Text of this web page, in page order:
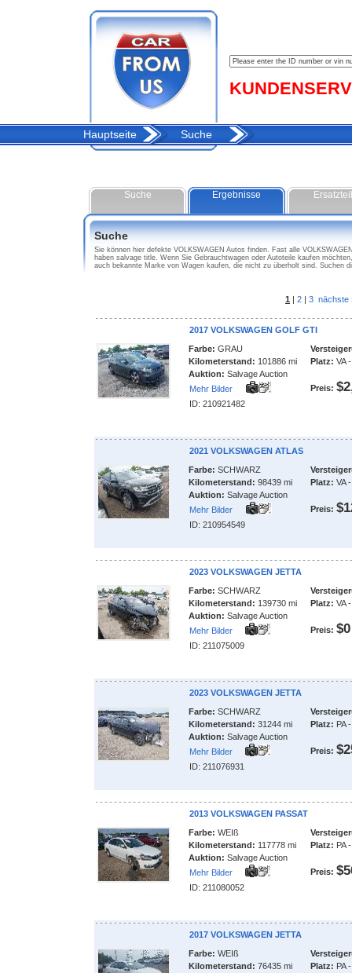
Hauptseite Suche
Suche Ergebnisse
Suche
Sie können hier defekte VOLKSWAGEN Autos finden. Fast alle
haben salvage title. Wenn Sie Gebrauchtwagen oder Autoteile kaufen
auch bekannte Marke von Wagen kaufen, die nicht zu überholt sind. Suchen
1 | 2 | 3 nächste
2017 VOLKSWAGEN GOLF GTI
Farbe: GRAU
Kilometerstand: 101886 mi
Auktion: Salvage Auction
Mehr Bilder
ID: 210921482
Platz: VA
Preis:
2021 VOLKSWAGEN ATLAS
Farbe: SCHWARZ
Kilometerstand: 98439 mi
Auktion: Salvage Auction
Mehr Bilder
ID: 210954549
Platz: VA
Preis:
2023 VOLKSWAGEN JETTA
Farbe: SCHWARZ
Kilometerstand: 139730 mi
Auktion: Salvage Auction
Mehr Bilder
ID: 211075009
Platz: VA
Preis: $0
2023 VOLKSWAGEN JETTA
Farbe: SCHWARZ
Kilometerstand: 31244 mi
Auktion: Salvage Auction
Mehr Bilder
ID: 211076931
Platz: PA
Preis:
2013 VOLKSWAGEN PASSAT
Farbe: WEIß
Kilometerstand: 117778 mi
Auktion: Salvage Auction
Mehr Bilder
ID: 211080052
Platz: PA
Preis:
2017 VOLKSWAGEN JETTA
Farbe: WEIß
Kilometerstand: 76435 mi
Platz: PA